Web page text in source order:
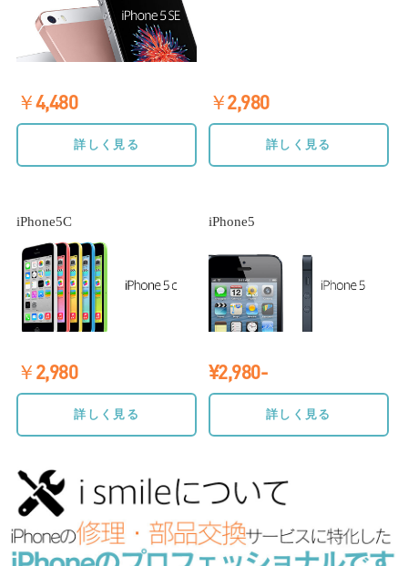
￥4,480
詳しく見る
￥2,980
詳しく見る
iPhone5C
￥2,980
詳しく見る
iPhone5
¥2,980-
詳しく見る